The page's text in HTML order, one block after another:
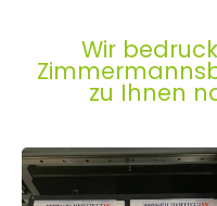
Wir
zu Ihnen